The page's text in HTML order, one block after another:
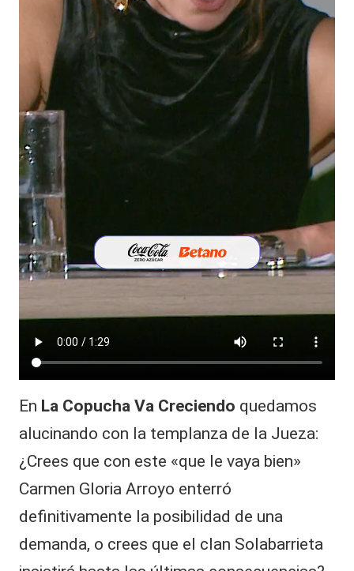
En La Copucha Va Creciendo quedamos
alucinando con la templanza de la Jueza:
¿Crees que con este «que le vaya bien»
Carmen Gloria Arroyo enterró
definitivamente la posibilidad de una
demanda, o crees que el clan Solabarrieta